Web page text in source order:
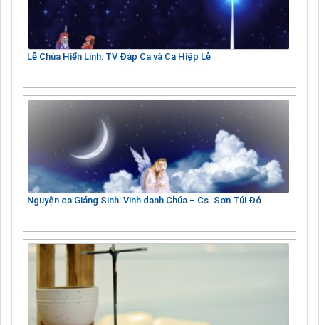
Lễ Chúa Hiển Linh: TV Đáp Ca và Ca Hiệp Lễ
Nguyện ca Giáng Sinh: Vinh danh Chúa – Cs. Sơn Túi Đỏ